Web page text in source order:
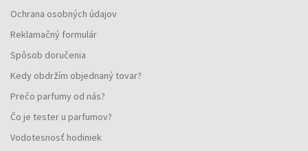
Ochrana osobných údajov
Reklamačný formulár
Spôsob doručenia
Kedy obdržím objednaný tovar?
Prečo parfumy od nás?
Čo je tester u parfumov?
Vodotesnosť hodiniek